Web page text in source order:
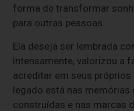
forma de transformar
para outras pessoas.
Ela deseja ser lembrada
intensamente, valorizou a
acreditar em seus próprios
legado está nas memórias
construídas e nas marcas